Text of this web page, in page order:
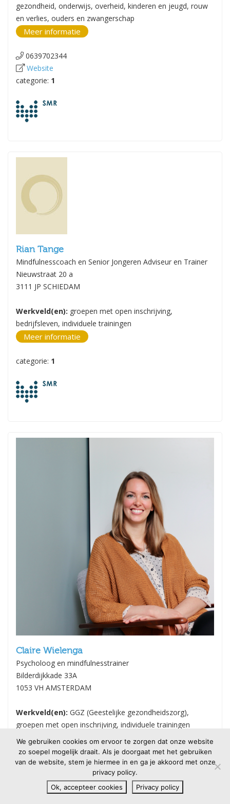
gezondheid, onderwijs, overheid, kinderen en jeugd, rouw
en verlies, ouders en zwangerschap
Meer informatie
0639702344
Website
categorie: 1
Rian Tange
Mindfulnesscoach en Senior Jongeren Adviseur en Trainer
Nieuwstraat 20 a
3111 JP SCHIEDAM
Werkveld(en): groepen met open inschrijving,
bedrijfsleven, individuele trainingen
Meer informatie
categorie: 1
Claire Wielenga
Psycholoog en mindfulnesstrainer
Bilderdijkkade 33A
1053 VH AMSTERDAM
Werkveld(en): GGZ (Geestelijke gezondheidszorg),
groepen met open inschrijving, individuele trainingen
Meer informatie
0614644470
1
We gebruiken cookies om ervoor te zorgen dat onze website
zo soepel mogelijk draait. Als je doorgaat met het gebruiken
van de website, stem je hiermee in en ga je akkoord met onze
privacy policy.
Ok, accepteer cookies
Privacy policy